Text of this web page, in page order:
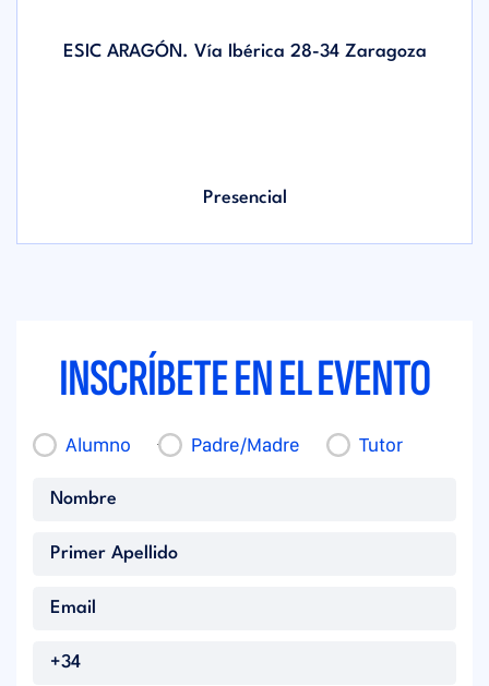
ESIC ARAGÓN. Vía Ibérica 28-34 Zaragoza
Presencial
INSCRÍBETE EN EL EVENTO
Alumno Padre/Madre Tutor